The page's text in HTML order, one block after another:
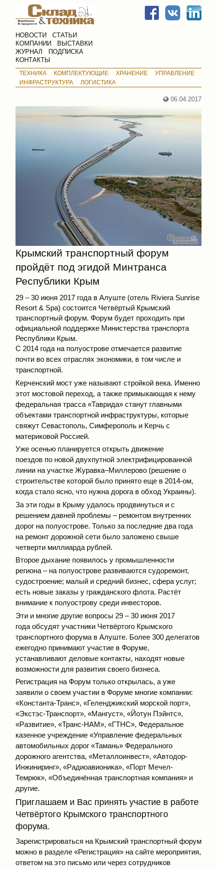
НОВОСТИ
СТАТЬИ
КОМПАНИИ
ВЫСТАВКИ
ЖУРНАЛ
ПОДПИСКА
КОНТАКТЫ
ТЕХНИКА КОМПЛЕКТУЮЩИЕ ХРАНЕНИЕ
УПРАВЛЕНИЕ
ИНФРАСТРУКТУРА
ЛОГИСТИКА
06.04.2017
Крымский транспортный форум
пройдёт под эгидой Минтранса
Республики Крым
29 – 30 июня 2017 года в Алуште (отель Riviera Sunrise
Resort & Spa) состоится Четвёртый Крымский
транспортный форум. Форум будет проходить при
официальной поддержке Министерства транспорта
Республики Крым.
С 2014 года на полуострове отмечается развитие
почти во всех отраслях экономики, в том числе и
транспортной.
Керченский мост уже называют стройкой века. Именно
этот мостовой переход, а также примыкающая к нему
федеральная трасса «Таврида» станут главными
объектами транспортной инфраструктуры, которые
свяжут Севастополь, Симферополь и Керчь с
материковой Россией.
Уже осенью планируется открыть движение
поездов по новой двухпутной электрифицированной
линии на участке Журавка–Миллерово (решение о
строительстве которой было принято еще в 2014-ом,
когда стало ясно, что нужна дорога в обход Украины).
За эти годы в Крыму удалось продвинуться и с
решением давней проблемы – ремонтом внутренних
дорог на полуострове. Только за последние два года
на ремонт дорожной сети было заложено свыше
четверти миллиарда рублей.
Второе дыхание появилось у промышленности
региона – на полуострове развиваются судоремонт,
судостроение; малый и средний бизнес, сфера услуг;
есть новые заказы у гражданского флота. Растёт
внимание к полуострову среди инвесторов.
Эти и многие другие вопросы 29 – 30 июня 2017
года обсудят участники Четвёртого Крымского
транспортного форума в Алуште. Более 300 делегатов
ежегодно принимают участие в Форуме,
устанавливают деловые контакты, находят новые
возможности для развития своего бизнеса.
Регистрация на Форум только открылась, а уже
заявили о своем участии в Форуме многие компании:
«Константа-Транс», «Геленджикский морской порт»,
«Экстэс-Транспорт», «Мангуст», «Йотун Пэйнтс»,
«Развитие», «Транс-НАМ», «ГТНС», Федеральное
казенное учреждение «Управление федеральных
автомобильных дорог «Тамань» Федерального
дорожного агентства, «Металлоинвест», «Автодор-
Инжиниринг», «Радиоавионика», «Порт Мечел-
Темрюк», «Объединённая транспортная компания» и
другие.
Приглашаем и Вас принять участие в работе
Четвёртого Крымского транспортного
форума.
Зарегистрироваться на Крымский транспортный форум
можно в разделе «Регистрация» на сайте мероприятия,
ответом на это письмо или через сотрудников